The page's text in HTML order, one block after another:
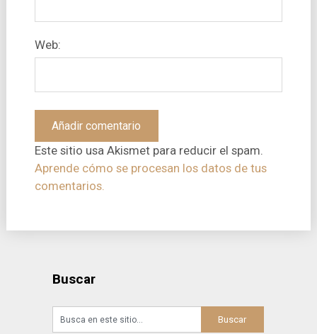
Web:
Este sitio usa Akismet para reducir el spam.
Aprende cómo se procesan los datos de tus
comentarios.
Buscar